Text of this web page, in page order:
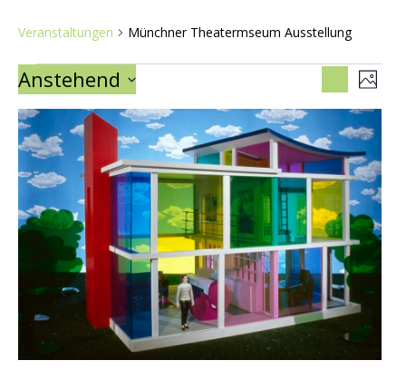
Veranstaltungen Münchner Theatermseum Ausstellung
Veranstaltungen
Suche
und
SucheFoto
Anstehend
Datum auswählen.
List
of
Veranstaltungen
in
Photo
View